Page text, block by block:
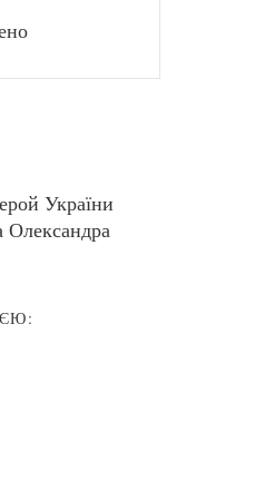
України
Олександра